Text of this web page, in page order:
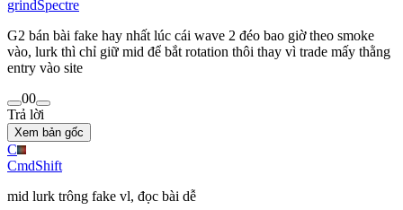
grindSpectre
G2 bán bài fake hay nhất lúc cái wave 2 đéo bao giờ theo smoke
vào, lurk thì chỉ giữ mid để bắt rotation thôi thay vì trade mấy thằng
entry vào site
00
Trả lời
Xem bản gốc
C
CmdShift
mid lurk trông fake vl, đọc bài dễ